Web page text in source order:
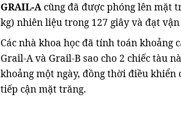
GRAIL-Acũng đã được phóng lên mặt
kg) nhiên liệu trong 127 giây và đạt
Các nhà khoa học đã tính toán khoảng
Grail-A và Grail-B sao cho 2 chiếc tàu
khoảng một ngày, đồng thời điều khiển
tiếp cận mặt trăng.